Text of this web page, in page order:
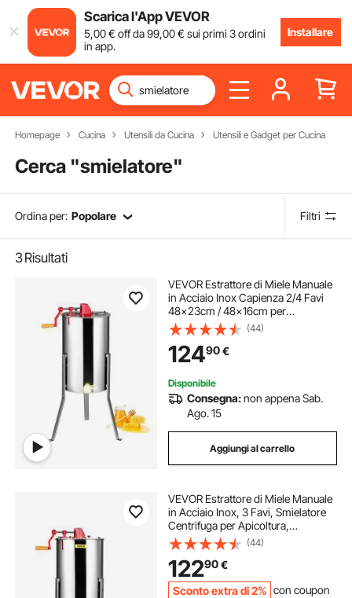
Scarica l'App VEVOR
5,00€ off da99,00€ sui primi 3 ordini
in app.
Installare
Homepage Cucina Utensili da Cucina Utensili e Gadget per Cucina
Cerca "smielatore"
Ordina per: Popolare Filtri
3Risultati
VEVOR Estrattore di Miele Manuale
in Acciaio Inox Capienza 2/4 Favi
48x23cm / 48x16cm per
Apicoltura, Smielatore Centrifuga di
Miele Manuale con Coperchio
Trasparente Altezza Regolabile tra
100-108cm
(44)
12490€
Disponibile
Consegna:non appena Sab.
Ago. 15
Aggiungi al carrello
VEVOR Estrattore di Miele Manuale
in Acciaio Inox, 3 Favi, Smielatore
Centrifuga per Apicoltura,
Coperchio Trasparente, Altezza
Regolabile 100-108 cm
(44)
12290€
Sconto extra di 2% con coupon